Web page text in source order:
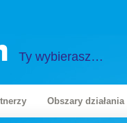
Ty wybierasz…
Obszary działania